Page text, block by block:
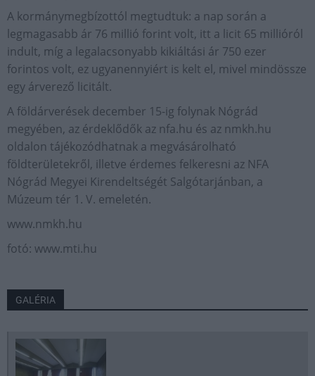
A kormánymegbízottól megtudtuk: a nap során a
legmagasabb ár 76 millió forint volt, itt a licit 65 millióról
indult, míg a legalacsonyabb kikiáltási ár 750 ezer
forintos volt, ez ugyanennyiért is kelt el, mivel mindössze
egy árverező licitált.
A földárverések december 15-ig folynak Nógrád
megyében, az érdeklődők az nfa.hu és az nmkh.hu
oldalon tájékozódhatnak a megvásárolható
földterületekről, illetve érdemes felkeresni az NFA
Nógrád Megyei Kirendeltségét Salgótarjánban, a
Múzeum tér 1. V. emeletén.
www.nmkh.hu
fotó: www.mti.hu
GALÉRIA